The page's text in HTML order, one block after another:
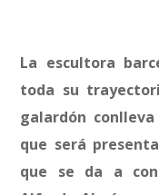
La escultora
toda su
galardón
que será
que se da a